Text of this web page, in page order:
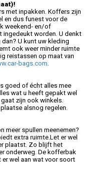
met inpakken. Koffers zijn
en dus funest voor de
weekend- en/of
ingedeukt worden. U denkt
U kunt uw kleding
ook weer minder ruimte
reistassen op maat van
bags.com.
goed of écht alles mee
wat u heeft gepakt wel
zijn ook winkels.
alsnog regelen.
meer spullen meenemen?
extra ruimte.Let er wel
plaatst. Zo blijft het
onderweg. De kofferbak
wel aan wat voor soort